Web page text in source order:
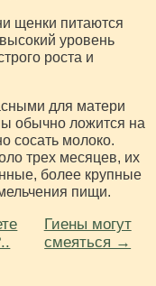
щенки питаются
уровень
роста и
для матери
обычно ложится на
сосать молоко.
трех месяцев, их
более крупные
пищи.
Гиены могут
смеяться →